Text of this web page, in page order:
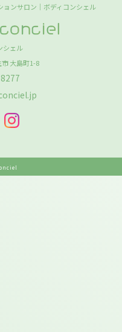
ンサロン｜ボディコンシェル
シェル
市大島町1-8